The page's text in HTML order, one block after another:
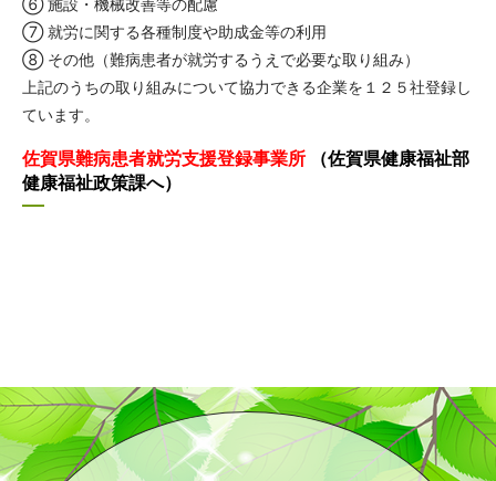
⑦ 就労に関する各種制度や助成金等の利用
⑧ その他（難病患者が就労するうえで必要な取り組み）
上記のうちの取り組みについて協力できる企業を１２５社登録し
ています。
佐賀県難病患者就労支援登録事業所
（佐賀県健康福祉部
健康福祉政策課へ）